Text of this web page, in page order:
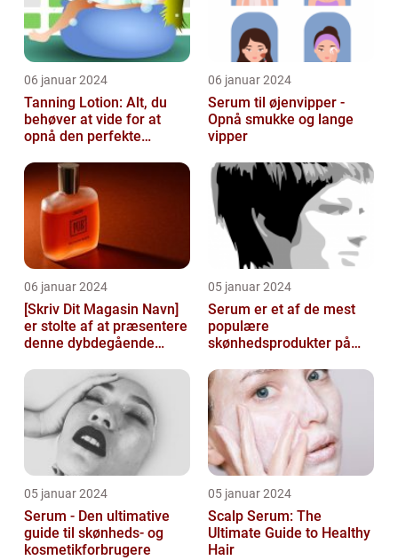
06 januar 2024
Tanning Lotion: Alt, du
behøver at vide for at
opnå den perfekte
06 januar 2024
Serum til øjenvipper -
Opnå smukke og lange
vipper
06 januar 2024
[Skriv Dit Magasin Navn]
er stolte af at præsentere
denne dybdegående
05 januar 2024
Serum er et af de mest
populære
skønhedsprodukter på
ansigt er en vigtig de...
05 januar 2024
Serum - Den ultimative
guide til skønheds- og
kosmetikforbrugere
05 januar 2024
Scalp Serum: The
Ultimate Guide to Healthy
Hair